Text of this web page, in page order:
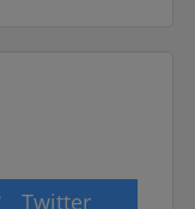
Twitter